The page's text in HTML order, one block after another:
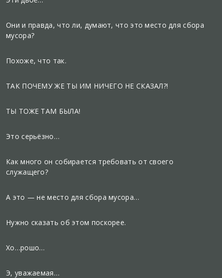
Они и правда, что ли, думают, что это место для сбора
мусора?
Похоже, что так.
ТАК ПОЧЕМУ ЖЕ ТЫ ИМ НИЧЕГО НЕ СКАЗАЛ?!
ТЫ ТОЖЕ ТАМ БЫЛА!
Это серьёзно…
Как много он собирается требовать от своего
служащего?
А это — не место для сбора мусора…
Нужно сказать об этом поскорее.
Хо…рошо…
Э, уважаемая…